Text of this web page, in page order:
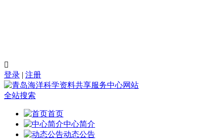

登录 | 注册
全站搜索
首页
中心简介
动态公告